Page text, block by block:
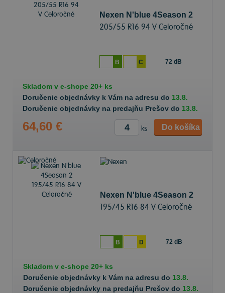
Nexen N'blue 4Season 2
205/55 R16 94 V Celoročné
B C 72 dB
Skladom v e-shope 20+ ks
Doručenie objednávky k Vám na adresu do 13.8.
Doručenie objednávky na predajňu Prešov do 13.8.
64,60 € ks Do košíka
Nexen N'blue 4Season 2
195/45 R16 84 V Celoročné
B D 72 dB
Skladom v e-shope 20+ ks
Doručenie objednávky k Vám na adresu do 13.8.
Doručenie objednávky na predajňu Prešov do 13.8.